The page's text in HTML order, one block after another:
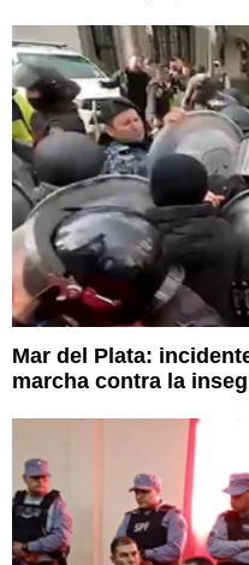
Mar del Plata:
marcha contra la